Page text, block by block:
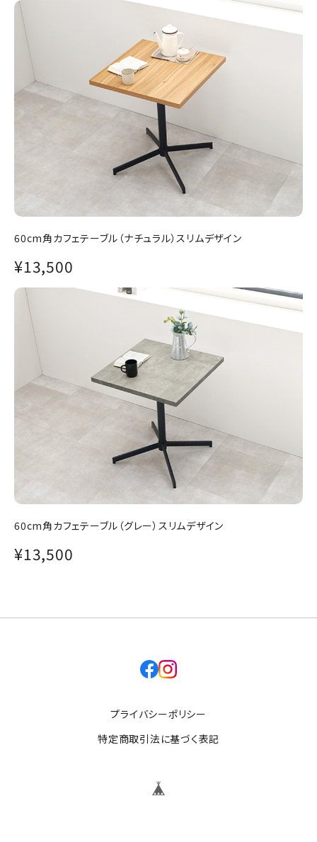
60cm角カフェテーブル（ナチュラル）スリムデザイン
¥13,500
60cm角カフェテーブル（グレー）スリムデザイン
¥13,500
プライバシーポリシー
特定商取引法に基づく表記